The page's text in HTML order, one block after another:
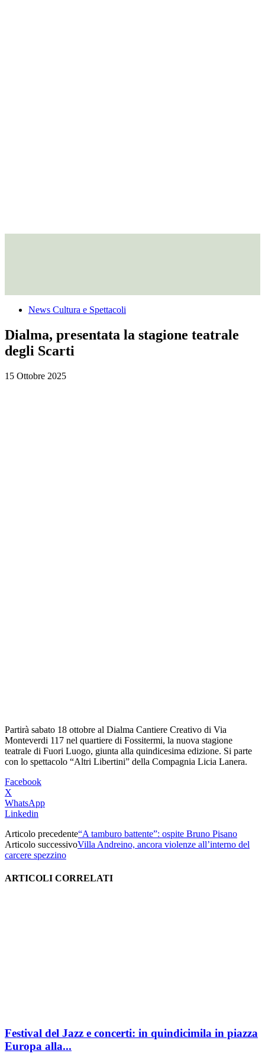
News Cultura e Spettacoli
Dialma, presentata la stagione teatrale
degli Scarti
15 Ottobre 2025
Partirà sabato 18 ottobre al Dialma Cantiere Creativo di Via
Monteverdi 117 nel quartiere di Fossitermi, la nuova stagione
teatrale di Fuori Luogo, giunta alla quindicesima edizione. Si parte
con lo spettacolo “Altri Libertini” della Compagnia Licia Lanera.
Facebook
X
WhatsApp
Linkedin
Articolo precedente“A tamburo battente”: ospite Bruno Pisano
Articolo successivoVilla Andreino, ancora violenze all’interno del
carcere spezzino
ARTICOLI CORRELATI
Festival del Jazz e concerti: in quindicimila in piazza
Europa alla...